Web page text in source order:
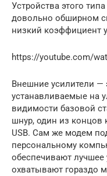
Устройства этого
довольно обширном
низкий коэффициент
https://youtube.com/
Внешние усилители —
устанавливаемые на
видимости базовой
шнур, один из концов
USB. Сам же модем
персональному
обеспечивают лучшее
охватывают гораздо